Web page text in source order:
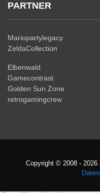
PARTNER
Mariopartylegacy
ZeldaCollection
Elbenwald
Gamecontrast
Golden Sun Zone
retrogamingcrew
Copyright © 2008 - 2026